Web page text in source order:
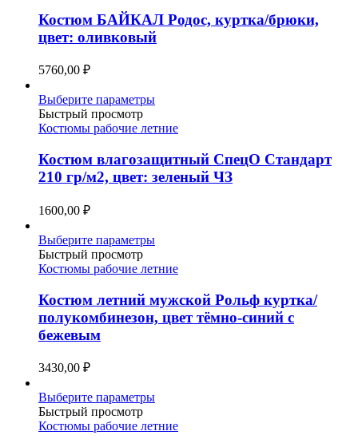
вариаций.
Опции
можно
товара.
Костюм БАЙКАЛ Родос, куртка/брюки,
цвет: оливковый
5760,00 ₽
Выберите параметрыЭтот
имеет
вариаций.
Опции
можно
товара.
Быстрый просмотр
Костюмы рабочие летние
Костюм влагозащитный СпецО Стандарт
210 гр/м2, цвет: зеленый ЧЗ
1600,00 ₽
Выберите параметрыЭтот
имеет
вариаций.
Опции
можно
Быстрый просмотр
Костюмы рабочие летние
Костюм летний мужской Рольф куртка/
полукомбинезон, цвет тёмно-синий с
бежевым
3430,00 ₽
Выберите параметрыЭтот
имеет
Быстрый просмотр
Костюмы рабочие летние